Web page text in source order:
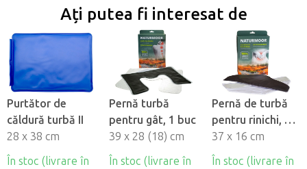
Ați putea fi interesat de
Purtător de
căldură turbă II
28 x 38 cm
În stoc (livrare în
Pernă turbă
pentru gât, 1 buc
39 x 28 (18) cm
În stoc (livrare în
Pernă de turbă
pentru rinichi, 1
buc
37 x 16 cm
În stoc (livrare în